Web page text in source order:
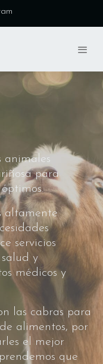
animales
para
altamente
servicios
y
médicos y
las cabras para
alimentos, por
el mejor
que